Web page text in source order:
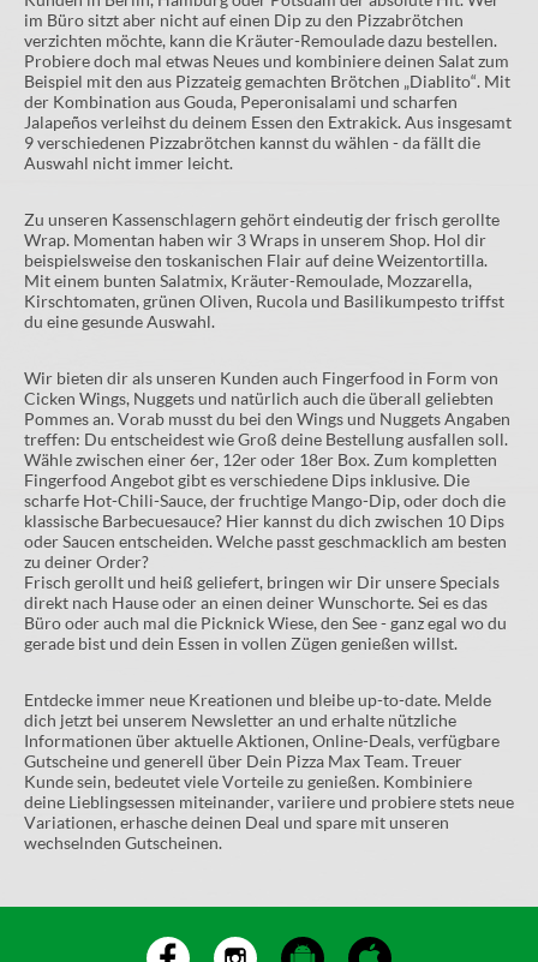
im Büro sitzt aber nicht auf einen Dip zu den Pizzabrötchen
verzichten möchte, kann die Kräuter-Remoulade dazu bestellen.
Probiere doch mal etwas Neues und kombiniere deinen Salat zum
Beispiel mit den aus Pizzateig gemachten Brötchen „Diablito“. Mit
der Kombination aus Gouda, Peperonisalami und scharfen
Jalapeños verleihst du deinem Essen den Extrakick. Aus insgesamt
9 verschiedenen Pizzabrötchen kannst du wählen - da fällt die
Auswahl nicht immer leicht.
Zu unseren Kassenschlagern gehört eindeutig der frisch gerollte
Wrap. Momentan haben wir 3 Wraps in unserem Shop. Hol dir
beispielsweise den toskanischen Flair auf deine Weizentortilla.
Mit einem bunten Salatmix, Kräuter-Remoulade, Mozzarella,
Kirschtomaten, grünen Oliven, Rucola und Basilikumpesto triffst
du eine gesunde Auswahl.
Wir bieten dir als unseren Kunden auch Fingerfood in Form von
Cicken Wings, Nuggets und natürlich auch die überall geliebten
Pommes an. Vorab musst du bei den Wings und Nuggets Angaben
treffen: Du entscheidest wie Groß deine Bestellung ausfallen soll.
Wähle zwischen einer 6er, 12er oder 18er Box. Zum kompletten
Fingerfood Angebot gibt es verschiedene Dips inklusive. Die
scharfe Hot-Chili-Sauce, der fruchtige Mango-Dip, oder doch die
klassische Barbecuesauce? Hier kannst du dich zwischen 10 Dips
oder Saucen entscheiden. Welche passt geschmacklich am besten
zu deiner Order?
Frisch gerollt und heiß geliefert, bringen wir Dir unsere Specials
direkt nach Hause oder an einen deiner Wunschorte. Sei es das
Büro oder auch mal die Picknick Wiese, den See - ganz egal wo du
gerade bist und dein Essen in vollen Zügen genießen willst.
Entdecke immer neue Kreationen und bleibe up-to-date. Melde
dich jetzt bei unserem Newsletter an und erhalte nützliche
Informationen über aktuelle Aktionen, Online-Deals, verfügbare
Gutscheine und generell über Dein Pizza Max Team. Treuer
Kunde sein, bedeutet viele Vorteile zu genießen. Kombiniere
deine Lieblingsessen miteinander, variiere und probiere stets neue
Variationen, erhasche deinen Deal und spare mit unseren
wechselnden Gutscheinen.